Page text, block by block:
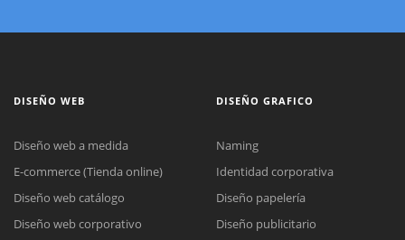
DISEÑO WEB
Diseño web a medida
E-commerce (Tienda online)
Diseño web catálogo
Diseño web corporativo
DISEÑO GRAFICO
Naming
Identidad corporativa
Diseño papelería
Diseño publicitario